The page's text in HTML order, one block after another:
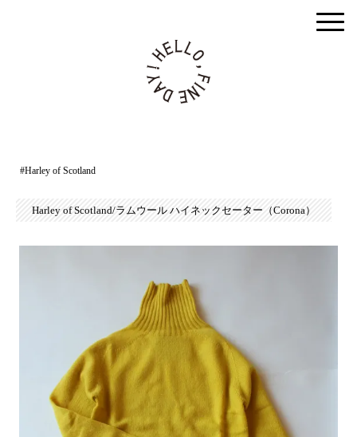
#Harley of Scotland
Harley of Scotland/ラムウール ハイネックセーター（Corona）